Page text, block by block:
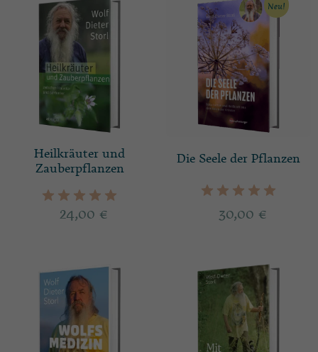
Heilkräuter und
Zauberpflanzen
24,00 €
Neu!
Die Seele der Pflanzen
30,00 €